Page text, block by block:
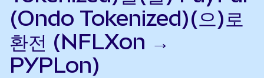
(Ondo Tokenized)(으)로
환전 (NFLXon →
PYPLon)